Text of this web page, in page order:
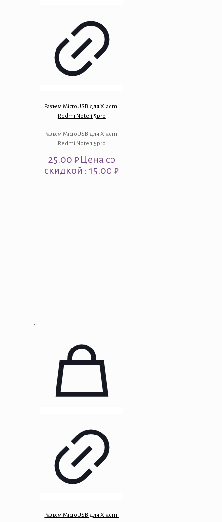
Разъем MicroUSB для Xiaomi
Redmi Note 1 5pro
Разъем MicroUSB для Xiaomi
Redmi Note 1 5pro
25.00₽Цена со
скидкой : 15.00 ₽
Разъем MicroUSB для Xiaomi